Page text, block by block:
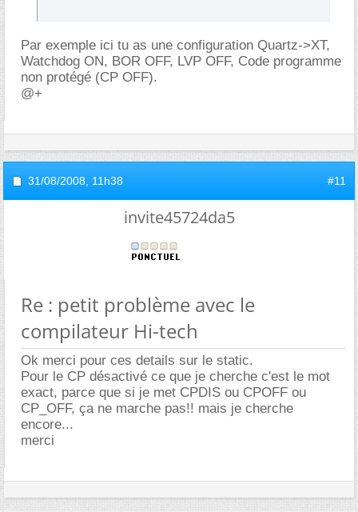
Par exemple ici tu as une configuration Quartz->XT,
Watchdog ON, BOR OFF, LVP OFF, Code programme
non protégé (CP OFF).
@+
31/08/2008, 11h38 #11
invite45724da5
Re : petit problème avec le
compilateur Hi-tech
Ok merci pour ces details sur le static.
Pour le CP désactivé ce que je cherche c'est le mot
exact, parce que si je met CPDIS ou CPOFF ou
CP_OFF, ça ne marche pas!! mais je cherche
encore...
merci